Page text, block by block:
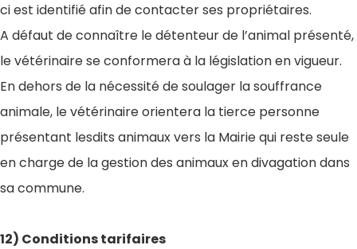
ci est identifié afin de contacter ses propriétaires.
A défaut de connaître le détenteur de l’animal présenté,
le vétérinaire se conformera à la législation en vigueur.
En dehors de la nécessité de soulager la souffrance
animale, le vétérinaire orientera la tierce personne
présentant lesdits animaux vers la Mairie qui reste seule
en charge de la gestion des animaux en divagation dans
sa commune.
12) Conditions tarifaires